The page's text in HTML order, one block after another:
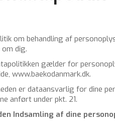
om be­hand­ling af
dig.
gæl­der for
www.​baekodanmark.dk.
er da­ta­ansvar­lig for dine
an­ført under pkt. 21.
Ind­sam­ling af dine